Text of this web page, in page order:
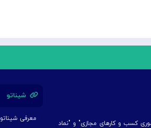
کسب و کارهای مجازی" و "نماد
شیناتو
معرفی شیناتو